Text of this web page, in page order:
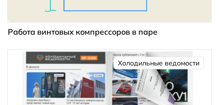
Работа винтовых компрессоров в паре
Холодильные ведомости